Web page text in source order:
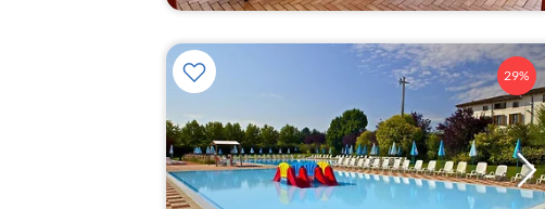
29%